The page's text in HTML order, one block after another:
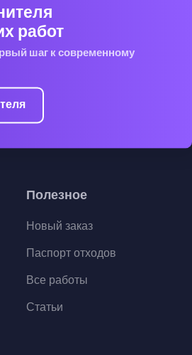
работ
шаг к современному
Полезное
Новый заказ
Паспорт отходов
Все работы
Статьи